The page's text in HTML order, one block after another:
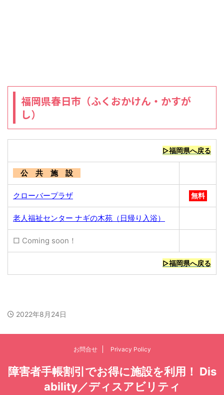
福岡県春日市（ふくおかけん・かすが
し）
▷福岡県へ戻る
公 共 施 設
クローバープラザ 無料
老人福祉センター ナギの木苑（日帰り入浴）
□ Coming soon！
▷福岡県へ戻る
2022年8月24日
お問合せ Privacy Policy
障害者手帳割引でお得に施設を利用！ Dis
ability／ディスアビリティ